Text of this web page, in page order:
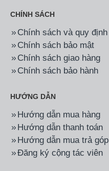
CHÍNH SÁCH
Chính sách và quy định
Chính sách bảo mật
Chính sách giao hàng
Chính sách bảo hành
HƯỚNG DẪN
Hướng dẫn mua hàng
Hướng dẫn thanh toán
Hướng dẫn mua trả góp
Đăng ký cộng tác viên